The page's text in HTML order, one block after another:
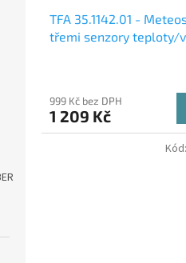
TFA 35.1142.01 -
třemi senzory teploty/
999 Kč bez DPH
1 209 Kč
Kód: